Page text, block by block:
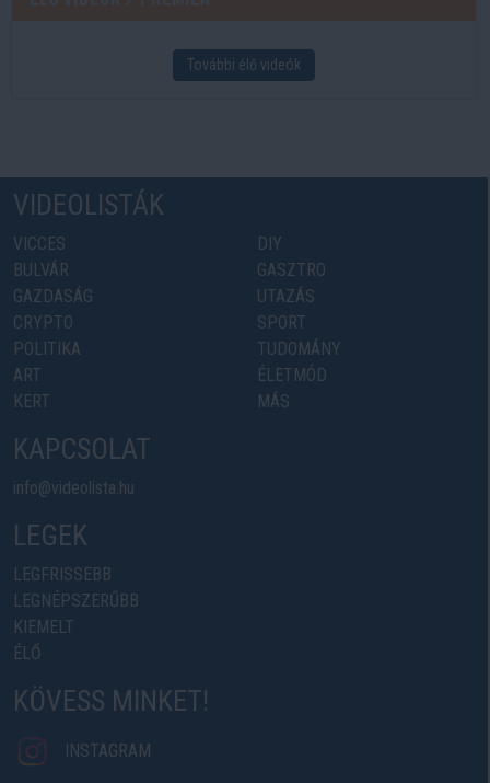
További élő videók
VIDEOLISTÁK
VICCES
BULVÁR
GAZDASÁG
CRYPTO
POLITIKA
ART
KERT
DIY
GASZTRO
UTAZÁS
SPORT
TUDOMÁNY
ÉLETMÓD
MÁS
KAPCSOLAT
info@videolista.hu
LEGEK
LEGFRISSEBB
LEGNÉPSZERŰBB
KIEMELT
ÉLŐ
KÖVESS MINKET!
INSTAGRAM